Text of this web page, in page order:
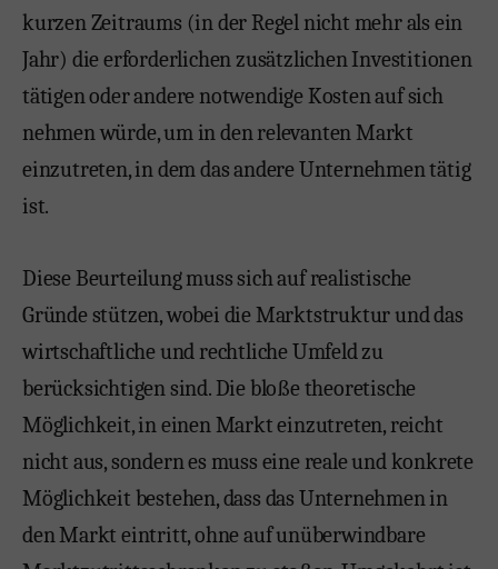
kurzen Zeitraums (in der Regel nicht mehr als ein
Jahr) die erforderlichen zusätzlichen Investitionen
tätigen oder andere notwendige Kosten auf sich
nehmen würde, um in den relevanten Markt
einzutreten, in dem das andere Unternehmen tätig
ist.
Diese Beurteilung muss sich auf realistische
Gründe stützen, wobei die Marktstruktur und das
wirtschaftliche und rechtliche Umfeld zu
berücksichtigen sind. Die bloße theoretische
Möglichkeit, in einen Markt einzutreten, reicht
nicht aus, sondern es muss eine reale und konkrete
Möglichkeit bestehen, dass das Unternehmen in
den Markt eintritt, ohne auf unüberwindbare